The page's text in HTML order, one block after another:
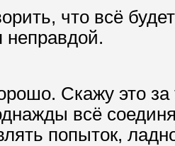
что всё
неправдой.
Скажу это
всё
попыток,